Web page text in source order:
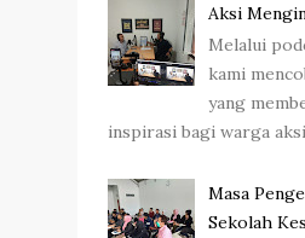
Aksi
Melalui
kami
yang
inspirasi bagi warga
Masa
Sekolah